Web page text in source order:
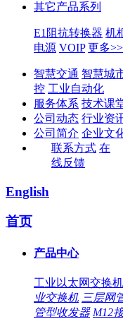
其它产品系列
E1阻抗转换器 机
电源 VOIP 更多>>
智慧交通 智慧城
控 工业自动化
服务体系 技术课
公司动态 行业资
公司简介 企业文
联系方式 在
线反馈
English
首页
产品中心
工业以太网交换
业交换机 三层网
管型收发器 M12